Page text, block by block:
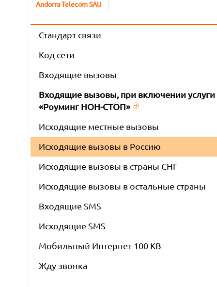
Andorra Telecom SAU
Стандарт связи
Код сети
Входящие вызовы
Входящие вызовы, при включении услуги
«Роуминг НОН-СТОП»
Исходящие местные вызовы
Исходящие вызовы в Россию
Исходящие вызовы в страны СНГ
Исходящие вызовы в остальные страны
Входящие SMS
Исходящие SMS
Мобильный Интернет 100 KB
Жду звонка